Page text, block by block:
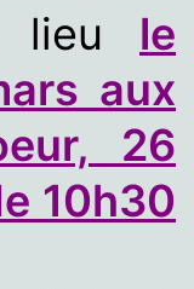
lieu le
aux
26
10h30